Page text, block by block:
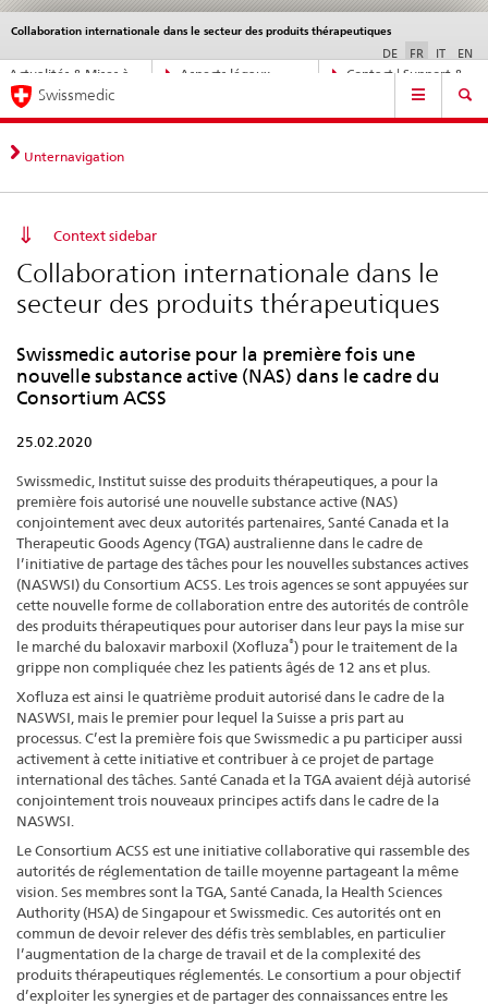
Navigation
directe:
actualités,
juridiques,
Actualités & Mises à
Aspects légaux,
Contact | Support &
Collaboration internationale dans le secteur des produits thérapeutiques
DE FR IT EN
Service
Navigation
Swissmedic
Unternavigation
Context sidebar
Collaboration internationale dans le
secteur des produits thérapeutiques
Swissmedic autorise pour la première fois une
nouvelle substance active (NAS) dans le cadre du
Consortium ACSS
25.02.2020
Swissmedic, Institut suisse des produits thérapeutiques, a pour la
première fois autorisé une nouvelle substance active (NAS)
conjointement avec deux autorités partenaires, Santé Canada et la
Therapeutic Goods Agency (TGA) australienne dans le cadre de
l’initiative de partage des tâches pour les nouvelles substances actives
(NASWSI) du Consortium ACSS. Les trois agences se sont appuyées sur
cette nouvelle forme de collaboration entre des autorités de contrôle
des produits thérapeutiques pour autoriser dans leur pays la mise sur
le marché du baloxavir marboxil (Xofluza®) pour le traitement de la
grippe non compliquée chez les patients âgés de 12 ans et plus.
Xofluza est ainsi le quatrième produit autorisé dans le cadre de la
NASWSI, mais le premier pour lequel la Suisse a pris part au
processus. C’est la première fois que Swissmedic a pu participer aussi
activement à cette initiative et contribuer à ce projet de partage
international des tâches. Santé Canada et la TGA avaient déjà autorisé
conjointement trois nouveaux principes actifs dans le cadre de la
NASWSI.
Le Consortium ACSS est une initiative collaborative qui rassemble des
autorités de réglementation de taille moyenne partageant la même
vision. Ses membres sont la TGA, Santé Canada, la Health Sciences
Authority (HSA) de Singapour et Swissmedic. Ces autorités ont en
commun de devoir relever des défis très semblables, en particulier
l’augmentation de la charge de travail et de la complexité des
produits thérapeutiques réglementés. Le consortium a pour objectif
d’exploiter les synergies et de partager des connaissances entre les